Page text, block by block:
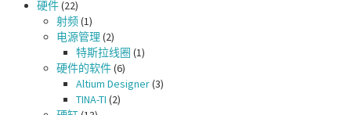
硬件(22)
射频(1)
电源管理 (2)
特斯拉线圈 (1)
硬件的软件(6)
Altium Designer(3)
TINA-TI (2)